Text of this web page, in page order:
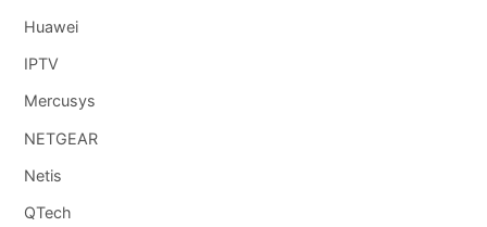
Huawei
IPTV
Mercusys
NETGEAR
Netis
QTech